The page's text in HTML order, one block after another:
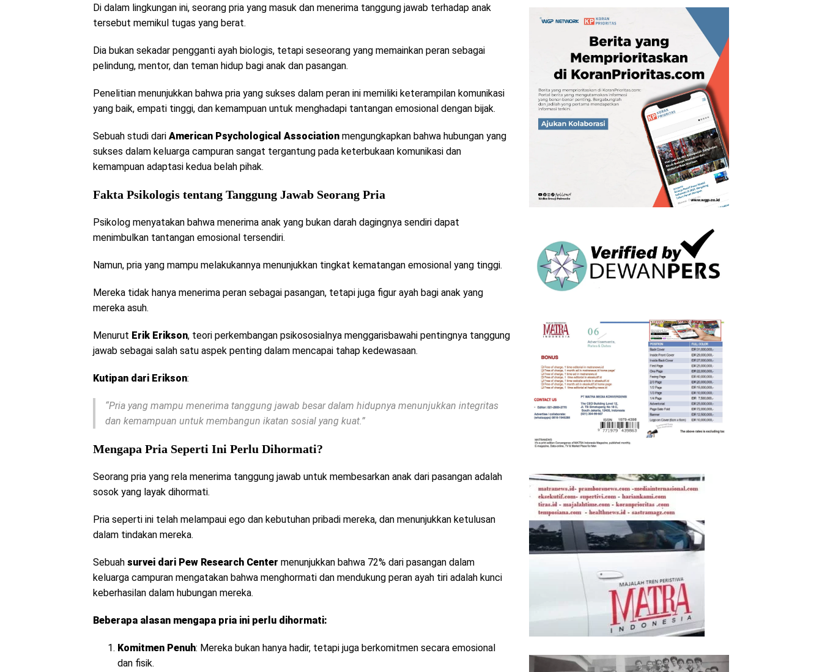
Di dalam lingkungan ini, seorang pria yang masuk dan menerima tanggung jawab terhadap anak
tersebut memikul tugas yang berat.
Dia bukan sekadar pengganti ayah biologis, tetapi seseorang yang memainkan peran sebagai
pelindung, mentor, dan teman hidup bagi anak dan pasangan.
Penelitian menunjukkan bahwa pria yang sukses dalam peran ini memiliki keterampilan komunikasi
yang baik, empati tinggi, dan kemampuan untuk menghadapi tantangan emosional dengan bijak.
Sebuah studi dari American Psychological Association mengungkapkan bahwa hubungan yang
sukses dalam keluarga campuran sangat tergantung pada keterbukaan komunikasi dan
kemampuan adaptasi kedua belah pihak.
Fakta Psikologis tentang Tanggung Jawab Seorang Pria
Psikolog menyatakan bahwa menerima anak yang bukan darah dagingnya sendiri dapat
menimbulkan tantangan emosional tersendiri.
Namun, pria yang mampu melakukannya menunjukkan tingkat kematangan emosional yang tinggi.
Mereka tidak hanya menerima peran sebagai pasangan, tetapi juga figur ayah bagi anak yang
mereka asuh.
Menurut Erik Erikson, teori perkembangan psikososialnya menggarisbawahi pentingnya tanggung
jawab sebagai salah satu aspek penting dalam mencapai tahap kedewasaan.
Kutipan dari Erikson:
“Pria yang mampu menerima tanggung jawab besar dalam hidupnya menunjukkan integritas
dan kemampuan untuk membangun ikatan sosial yang kuat.”
Mengapa Pria Seperti Ini Perlu Dihormati?
Seorang pria yang rela menerima tanggung jawab untuk membesarkan anak dari pasangan adalah
sosok yang layak dihormati.
Pria seperti ini telah melampaui ego dan kebutuhan pribadi mereka, dan menunjukkan ketulusan
dalam tindakan mereka.
Sebuah survei dari Pew Research Center menunjukkan bahwa 72% dari pasangan dalam
keluarga campuran mengatakan bahwa menghormati dan mendukung peran ayah tiri adalah kunci
keberhasilan dalam hubungan mereka.
Beberapa alasan mengapa pria ini perlu dihormati:
Komitmen Penuh: Mereka bukan hanya hadir, tetapi juga berkomitmen secara emosional
dan fisik.